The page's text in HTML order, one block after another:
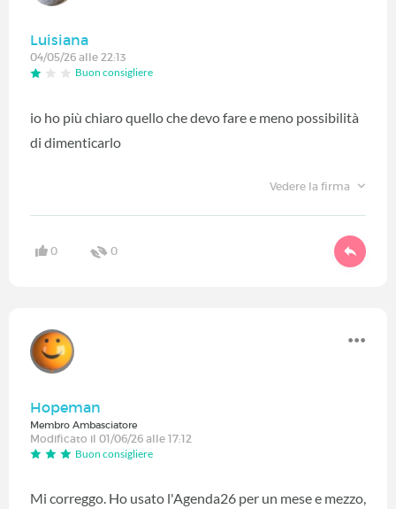
Luisiana
04/05/26 alle 22:13
Buon consigliere
io ho più chiaro quello che devo fare e meno possibilità
di dimenticarlo
Vedere la firma
0 0
Hopeman
Membro Ambasciatore
Modificato il 01/06/26 alle 17:12
Buon consigliere
Mi correggo. Ho usato l'Agenda26 per un mese e mezzo,